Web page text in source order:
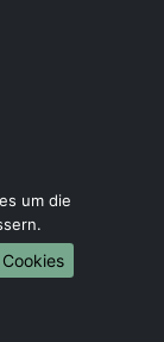
um die